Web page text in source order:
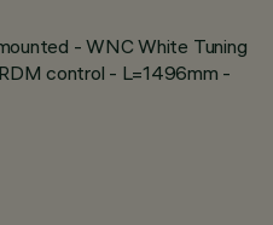
- WNC White Tuning
control - L=1496mm -